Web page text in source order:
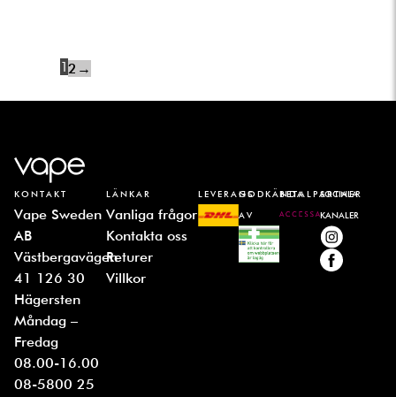
12 →
KONTAKT
Vape Sweden
AB
Västbergavägen
41 126 30
Hägersten
Måndag –
Fredag
08.00-16.00
08-5800 25
LÄNKAR
Vanliga frågor
Kontakta oss
Returer
Villkor
LEVERANSGODKÄNDA
AV
BETALPARTNER
SOCIALA
KANALER